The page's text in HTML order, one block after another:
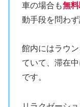
車の場合も無
動手段を問わず
館内にはラウ
ていて、滞在
です。